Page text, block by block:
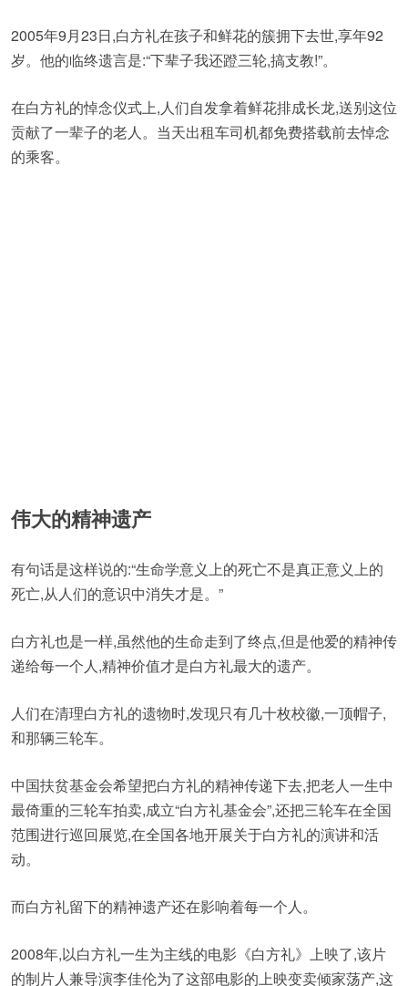
2005年9月23日,白方礼在孩子和鲜花的簇拥下去世,享年92
岁。他的临终遗言是:“下辈子我还蹬三轮,搞支教!”。
在白方礼的悼念仪式上,人们自发拿着鲜花排成长龙,送别这位
贡献了一辈子的老人。当天出租车司机都免费搭载前去悼念
的乘客。
伟大的精神遗产
有句话是这样说的:“生命学意义上的死亡不是真正意义上的
死亡,从人们的意识中消失才是。”
白方礼也是一样,虽然他的生命走到了终点,但是他爱的精神传
递给每一个人,精神价值才是白方礼最大的遗产。
人们在清理白方礼的遗物时,发现只有几十枚校徽,一顶帽子,
和那辆三轮车。
中国扶贫基金会希望把白方礼的精神传递下去,把老人一生中
最倚重的三轮车拍卖,成立“白方礼基金会”,还把三轮车在全国
范围进行巡回展览,在全国各地开展关于白方礼的演讲和活
动。
而白方礼留下的精神遗产还在影响着每一个人。
2008年,以白方礼一生为主线的电影《白方礼》上映了,该片
的制片人兼导演李佳伦为了这部电影的上映变卖倾家荡产,这